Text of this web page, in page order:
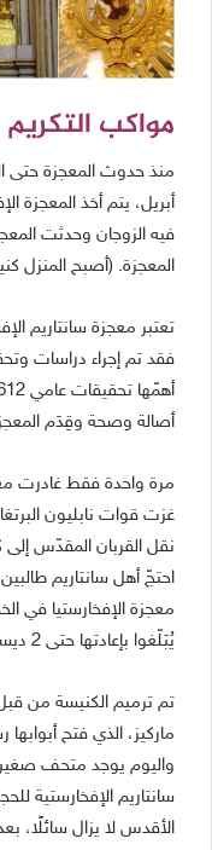
مواكب التكريم
منذ حدوث المعجزة حتى
أبريل، يتم أخذ
فيه الزوجان وحدثت
المعجزة. (أصبح المنزل
تعتبر معجزة سانتاريم
فقد تم إجراء دراسات
أصالة وصحة وقِدَم
مرة واحدة فقط غادرت
نقل القربان المقدّس
احتجّ أهل سانتاريم
معجزة الإفخارستيا في
يُبَلّغوا بإعادتها حتى 2 ديسمبر 1811
تم ترميم الكنيسة من
واليوم يوجد متحف
سانتاريم الإفخارستية
الأقدس لا يزال سائلًا، بعد 770 سنة من حدوث